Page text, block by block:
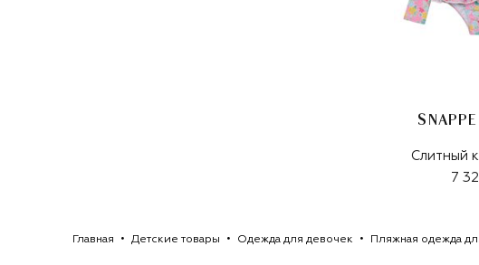
Слитный
7
Главная Детские товары Одежда для девочек Пляжная одежда